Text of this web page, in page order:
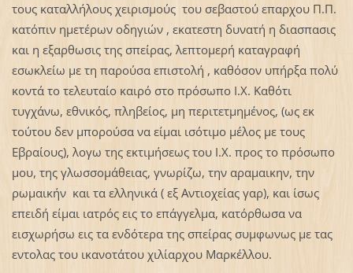
τους καταλλήλους χειρισμούς του σεβαστού επαρχου Π.Π.
κατόπιν ημετέρων οδηγιών , εκατεστη δυνατή η διασπασις
και η εξαρθωσις της σπείρας, λεπτομερή καταγραφή
εσωκλείω με τη παρούσα επιστολή , καθόσον υπήρξα πολύ
κοντά το τελευταίο καιρό στο πρόσωπο Ι.Χ. Καθότι
τυγχάνω, εθνικός, πληβείος, μη περιτετμημένος, (ως εκ
τούτου δεν μπορούσα να είμαι ισότιμο μέλος με τους
Εβραίους), λογω της εκτιμήσεως του Ι.Χ. προς το πρόσωπο
μου, της γλωσσομάθειας, γνωρίζω, την αραμαικην, την
ρωμαικήν και τα ελληνικά ( εξ Αντιοχείας γαρ), και ίσως
επειδή είμαι ιατρός εις το επάγγελμα, κατόρθωσα να
εισχωρήσω εις τα ενδότερα της σπείρας συμφωνως με τας
εντολας του ικανοτάτου χιλίαρχου Μαρκέλλου.